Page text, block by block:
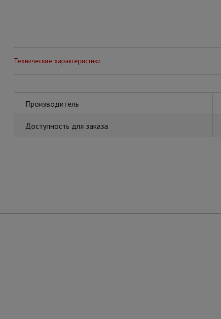
Технические характеристики
Производитель
Доступность для заказа